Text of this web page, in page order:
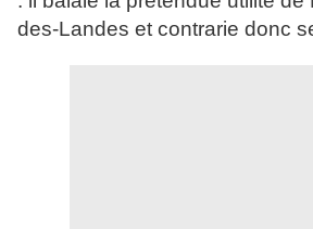
des-Landes et contrarie donc